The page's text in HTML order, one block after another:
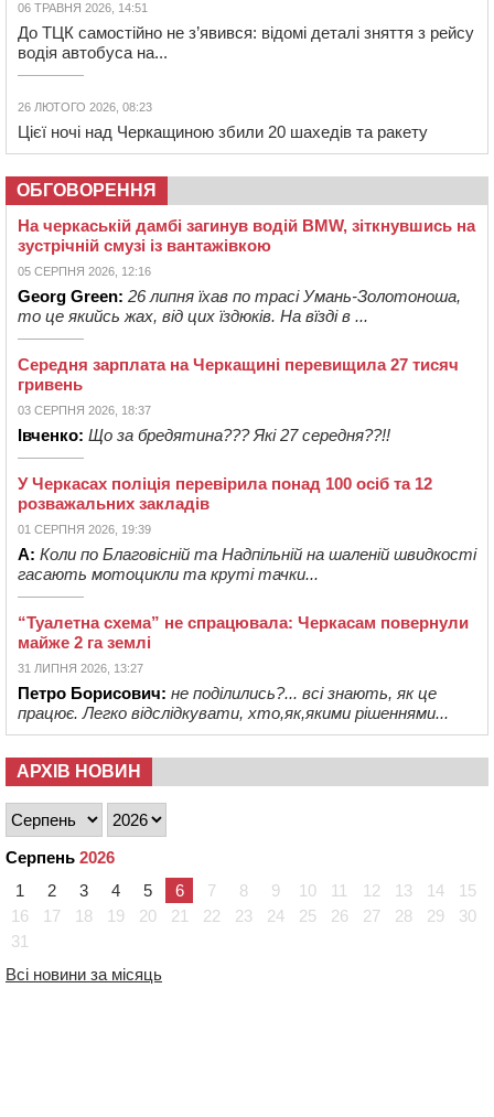
06 ТРАВНЯ 2026, 14:51
До ТЦК самостійно не з’явився: відомі деталі зняття з рейсу
водія автобуса на...
26 ЛЮТОГО 2026, 08:23
Цієї ночі над Черкащиною збили 20 шахедів та ракету
ОБГОВОРЕННЯ
На черкаській дамбі загинув водій BMW, зіткнувшись на
зустрічній смузі із вантажівкою
05 СЕРПНЯ 2026, 12:16
Georg Green: 26 липня їхав по трасі Умань-Золотоноша,
то це якийсь жах, від цих їздюків. На вїзді в ...
Середня зарплата на Черкащині перевищила 27 тисяч
гривень
03 СЕРПНЯ 2026, 18:37
Івченко: Що за бредятина??? Які 27 середня??!!
У Черкасах поліція перевірила понад 100 осіб та 12
розважальних закладів
01 СЕРПНЯ 2026, 19:39
А: Коли по Благовісній та Надпільній на шаленій швидкості
гасають мотоцикли та круті тачки...
“Туалетна схема” не спрацювала: Черкасам повернули
майже 2 га землі
31 ЛИПНЯ 2026, 13:27
Петро Борисович: не поділились?... всі знають, як це
працює. Легко відслідкувати, хто,як,якими рішеннями...
АРХІВ НОВИН
Серпень 2026
1
2 3 4 5 6 7 8 9 10 11 12 13 14
15
16
17 18 19 20 21 22 23 24 25 26 27 28 29
30
31
Всі новини за місяць